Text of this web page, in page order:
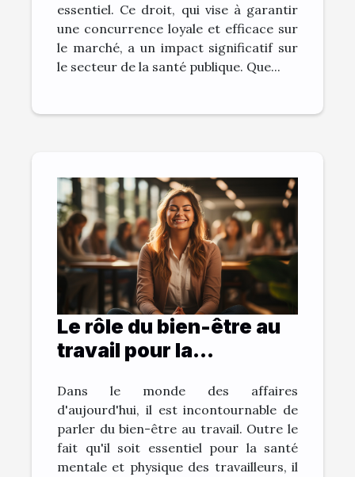
essentiel. Ce droit, qui vise à garantir
une concurrence loyale et efficace sur
le marché, a un impact significatif sur
le secteur de la santé publique. Que...
Le rôle du bien-être au
travail pour la
l'entreprise
Dans le monde des affaires
d'aujourd'hui, il est incontournable de
parler du bien-être au travail. Outre le
fait qu'il soit essentiel pour la santé
mentale et physique des travailleurs, il